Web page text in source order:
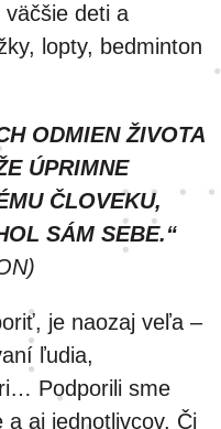
deti a
lopty, bedminton
ODMIEN ŽIVOTA
ÚPRIMNE
ČLOVEKU,
SÁM SEBE.“
je naozaj veľa –
ľudia,
Podporili sme
a aj jednotlivcov. Či